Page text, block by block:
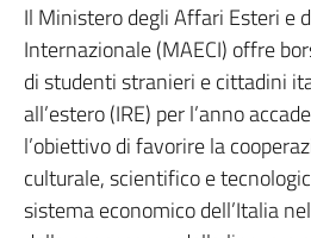
Il Ministero degli Affari Esteri e
Internazionale (MAECI) offre
di studenti stranieri e cittadini
all’estero (IRE) per l’anno
l’obiettivo di favorire la
culturale, scientifico e
sistema economico dell’Italia